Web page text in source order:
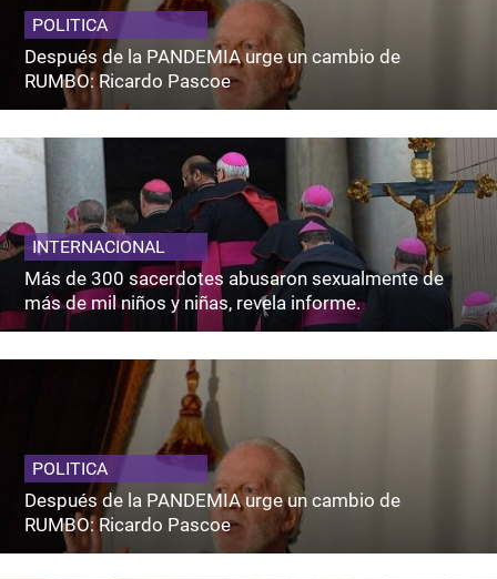
POLITICA
Después de la PANDEMIA urge un cambio de
RUMBO: Ricardo Pascoe
INTERNACIONAL
Más de 300 sacerdotes abusaron sexualmente de
más de mil niños y niñas, revela informe.
POLITICA
Después de la PANDEMIA urge un cambio de
RUMBO: Ricardo Pascoe